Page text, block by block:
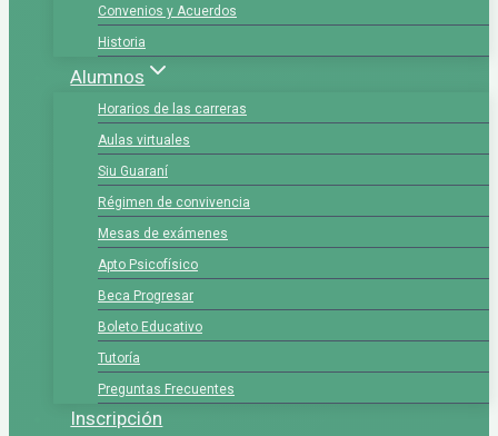
Convenios y Acuerdos
Historia
Alumnos
Horarios de las carreras
Aulas virtuales
Siu Guaraní
Régimen de convivencia
Mesas de exámenes
Apto Psicofísico
Beca Progresar
Boleto Educativo
Tutoría
Preguntas Frecuentes
Inscripción